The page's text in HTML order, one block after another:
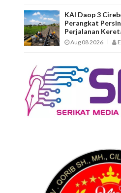
KAI Daop 3
Perangkat
Perjalanan
Aug 08 2026